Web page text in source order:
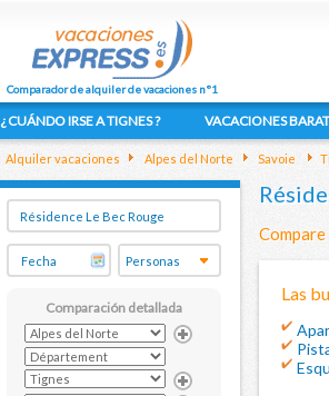
Comparador de alquiler de vacaciones n°1
Alquiler vacaciones Alpes del Norte Savoie
Comparación detallada
Las
¿ CUÁNDO IRSE A TIGNES ? VACACIONES